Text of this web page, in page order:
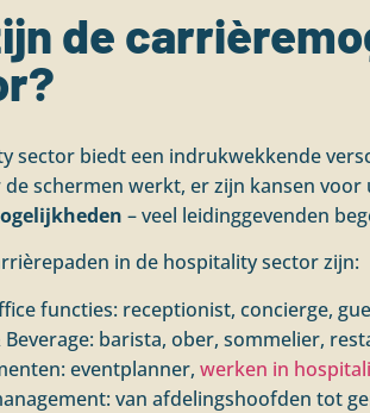
de
sector biedt een indrukwekkende
de schermen werkt, er zijn kansen
– veel leidinggevenden
in de hospitality sector zijn:
functies: receptionist, concierge,
Beverage: barista, ober, sommelier,
eventplanner, werken in
van afdelingshoofden tot